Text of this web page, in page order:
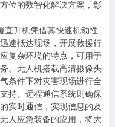
位的数智化解决方案，彰
直升机凭借其快速机动性
速抵达现场，开展救援行
复杂环境的特点，可用于
。无人机搭载高清摄像头
条件下对灾害现场进行全
持。远程通信系统则确保
实时通信，实现信息的及
人应急装备的应用，将大